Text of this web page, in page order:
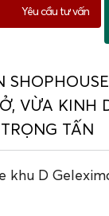
Yêu cầu tư vấn
VỪA KINH
TẤN
khu D